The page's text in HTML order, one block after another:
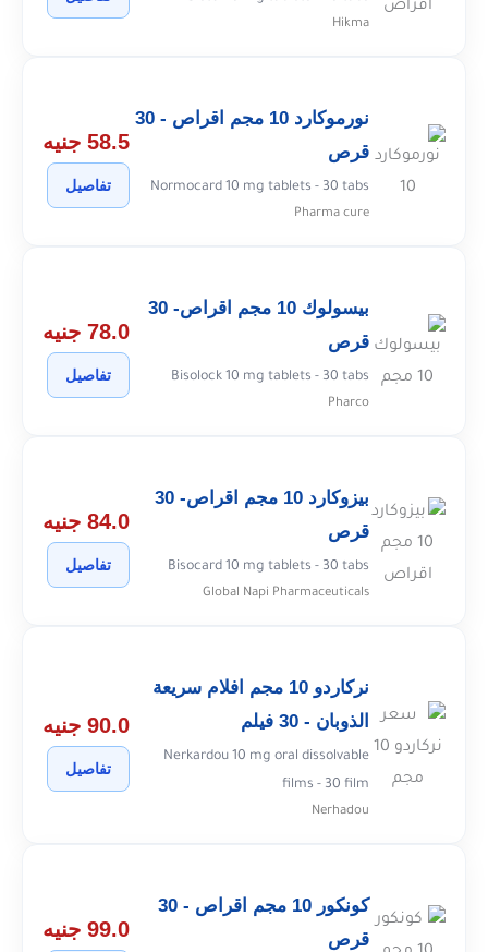
Hikma
نورموكارد 10 مجم اقراص - 30
قرص
Normocard 10 mg tablets - 30 tabs
Pharma cure
58.5 جنيه
تفاصيل
بيسولوك 10 مجم اقراص- 30
قرص
Bisolock 10 mg tablets - 30 tabs
Pharco
78.0 جنيه
تفاصيل
بيزوكارد 10 مجم اقراص- 30
قرص
Bisocard 10 mg tablets - 30 tabs
Global Napi Pharmaceuticals
84.0 جنيه
تفاصيل
نركاردو 10 مجم افلام سريعة
الذوبان - 30 فيلم
Nerkardou 10 mg oral dissolvable
films - 30 film
Nerhadou
90.0 جنيه
تفاصيل
كونكور 10 مجم اقراص - 30
قرص
99.0 جنيه